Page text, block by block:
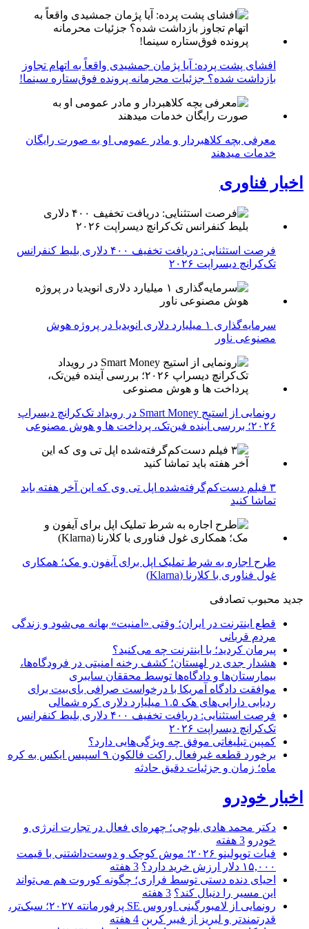
افشای پشت پرده: آیا پژمان جمشیدی واقعاً به اتهام تجاوز
بازداشت شده؟ جزئیات محرمانه پرونده فوق‌ستاره سینما!
معرفی بچه کلاهبردار و مادر عمومی او به صورت رایگان
خدمات میدهند
اخبار فناوری
فرصت استثنایی: دریافت تخفیف ۴۰۰ دلاری بلیط کنفرانس
تک‌کرانچ دیسراپت ۲۰۲۶
سرمایه‌گذاری ۱ میلیارد دلاری انویدیا در پروژه هوش
مصنوعی ناور
رونمایی از استیج Smart Money در رویداد تک‌کرانچ دیسراپ
۲۰۲۶؛ بررسی آینده فین‌تک، پرداخت‌ ها و هوش مصنوعی
۳ فیلم دست‌کم‌گرفته‌شده اپل تی وی که این آخر هفته باید
تماشا کنید
طرح اجاره به شرط تملیک اپل برای آیفون و مک؛ همکاری
غول فناوری با کلارنا (Klarna)
جدید محبوب تصادفی
قطع اینترنت در ایران؛ وقتی «امنیت» بهانه می‌شود و زندگی
مردم قربانی
پیرمان کردید؛ با اینترنت چه می‌کنید؟
هشدار جدی در لهستان؛ کشف رخنه امنیتی در فرودگاه‌ها،
بیمارستان‌ها و دادگاه‌ها توسط محققان سایبری
موافقت دادگاه آمریکا با درخواست صرافی بای‌بیت برای
ردیابی دارایی‌های هک ۱.۵ میلیارد دلاری کره شمالی
فرصت استثنایی: دریافت تخفیف ۴۰۰ دلاری بلیط کنفرانس
تک‌کرانچ دیسراپت ۲۰۲۶
کمپین تبلیغاتی موفق چه ویژگی‌هایی دارد؟
برخورد قطعه غیرفعال راکت فالکون ۹ اسپیس ایکس به کره
ماه؛ زمان و جزئیات دقیق حادثه
اخبار خودرو
دکتر محمد هادی بلوچی؛ چهره‌ای فعال در تجارت انرژی و
خودرو 3 هفته
فیات توپولینو ۲۰۲۶؛ موش کوچک و دوست‌داشتنی با قیمت
۱۵,۰۰۰ دلار ارزش خرید دارد؟
3 هفته
احیای دنده دستی توسط فراری؛ چگونه کوروت هم می‌تواند
این مسیر را دنبال کند؟ 3 هفته
رونمایی از لامبورگینی اوروس SE پرفورمانته ۲۰۲۷؛ سبک‌تر،
قدرتمندتر و لبریز از فیبر کربن 4 هفته